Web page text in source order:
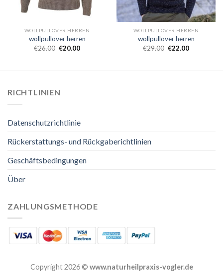
WOLLPULLOVER HERREN
wollpullover herren
€26.00 €20.00
WOLLPULLOVER HERREN
wollpullover herren
€29.00 €22.00
RICHTLINIEN
Datenschutzrichtlinie
Rückerstattungs- und Rückgaberichtlinien
Geschäftsbedingungen
Über
ZAHLUNGSMETHODE
Copyright 2026 © www.naturheilpraxis-vogler.de